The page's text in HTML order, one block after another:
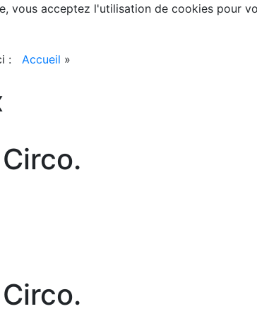
vous acceptez l'utilisation de cookies pour
: Accueil »